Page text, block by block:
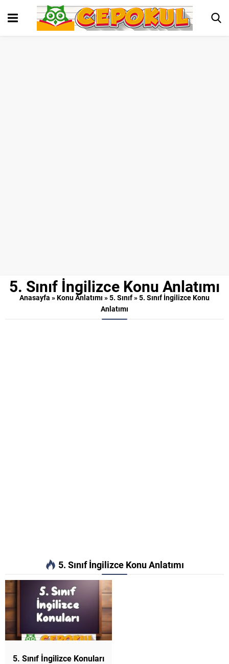
5. Sınıf İngilizce Konu Anlatımı
Anasayfa »Konu Anlatımı »5. Sınıf»5. Sınıf İngilizce Konu
Anlatımı
5. Sınıf İngilizce Konu Anlatımı
5. Sınıf İngilizce Konuları